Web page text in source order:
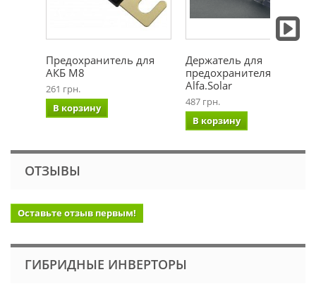
Предохранитель для
АКБ М8
261 грн.
В корзину
Держатель для
предохранителя АКБ
Alfa.Solar
487 грн.
В корзину
ОТЗЫВЫ
Оставьте отзыв первым!
ГИБРИДНЫЕ ИНВЕРТОРЫ